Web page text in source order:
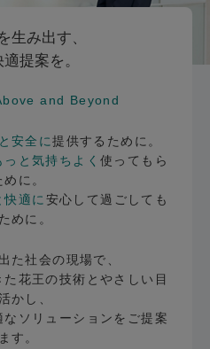
生み出す、
提案を。
and Beyond
安全に提供するために。
っと気持ちよく使ってもら
めに。
快適に安心して過ごしても
めに。
た社会の現場で、
花王の技術とやさしい目
かし、
ソリューションをご提案
す。